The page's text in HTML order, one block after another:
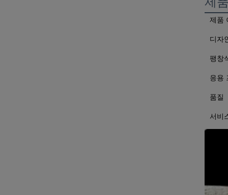
제품
디자
팽창
응용
품질
서비